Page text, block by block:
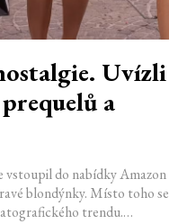
Uvízli
a
vstoupil do nabídky Amazon
blondýnky. Místo toho se
trendu.